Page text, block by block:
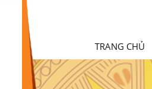
TRANG CHỦ